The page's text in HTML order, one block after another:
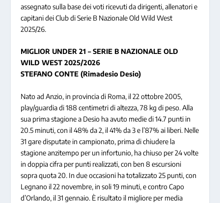
assegnato sulla base dei voti ricevuti da dirigenti, allenatori e
capitani dei Club di Serie B Nazionale Old Wild West
2025/26.
MIGLIOR UNDER 21 – SERIE B NAZIONALE OLD
WILD WEST 2025/2026
STEFANO CONTE (Rimadesio Desio)
Nato ad Anzio, in provincia di Roma, il 22 ottobre 2005,
play/guardia di 188 centimetri di altezza, 78 kg di peso. Alla
sua prima stagione a Desio ha avuto medie di 14.7 punti in
20.5 minuti, con il 48% da 2, il 41% da 3 e l’87% ai liberi. Nelle
31 gare disputate in campionato, prima di chiudere la
stagione anzitempo per un infortunio, ha chiuso per 24 volte
in doppia cifra per punti realizzati, con ben 8 escursioni
sopra quota 20. In due occasioni ha totalizzato 25 punti, con
Legnano il 22 novembre, in soli 19 minuti, e contro Capo
d’Orlando, il 31 gennaio. È risultato il migliore per media